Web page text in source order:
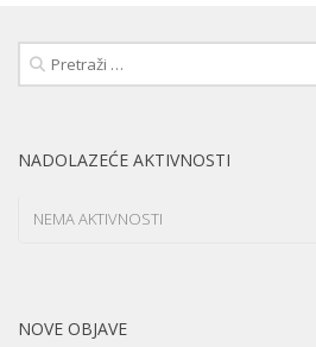
Pretraži:
NADOLAZEĆE AKTIVNOSTI
NEMA AKTIVNOSTI
NOVE OBJAVE